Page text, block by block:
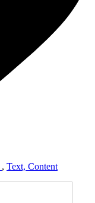
, Text, Content